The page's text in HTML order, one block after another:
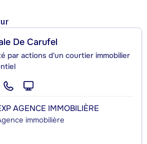
De Carufel
par actions d'un courtier immobilier
AGENCE IMMOBILIÈRE
immobilière